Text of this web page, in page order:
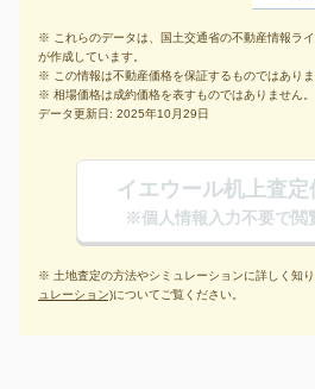
※ これらのデータは、国土交通省の不動産情報ラ
が作成しています。
※ この情報は不動産価格を保証するものではありま
※ 相場価格は成約価格を表すものではありません。
データ更新日: 2025年10月29日
イエウール机上査定
※個人情報入力不要で閲
※ 土地査定の方法やシミュレーションに詳しく知り
ュレーション)についてご覧ください。